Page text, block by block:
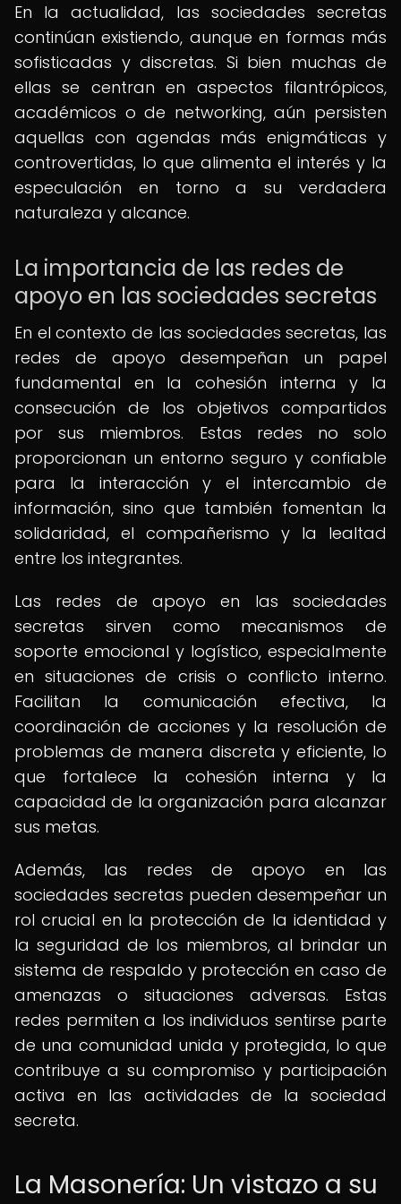
En la actualidad, las sociedades secretas
continúan existiendo, aunque en formas más
sofisticadas y discretas. Si bien muchas de
ellas se centran en aspectos filantrópicos,
académicos o de networking, aún persisten
aquellas con agendas más enigmáticas y
controvertidas, lo que alimenta el interés y la
especulación en torno a su verdadera
naturaleza y alcance.
La importancia de las redes de
apoyo en las sociedades secretas
En el contexto de las sociedades secretas, las
redes de apoyo desempeñan un papel
fundamental en la cohesión interna y la
consecución de los objetivos compartidos
por sus miembros. Estas redes no solo
proporcionan un entorno seguro y confiable
para la interacción y el intercambio de
información, sino que también fomentan la
solidaridad, el compañerismo y la lealtad
entre los integrantes.
Las redes de apoyo en las sociedades
secretas sirven como mecanismos de
soporte emocional y logístico, especialmente
en situaciones de crisis o conflicto interno.
Facilitan la comunicación efectiva, la
coordinación de acciones y la resolución de
problemas de manera discreta y eficiente, lo
que fortalece la cohesión interna y la
capacidad de la organización para alcanzar
sus metas.
Además, las redes de apoyo en las
sociedades secretas pueden desempeñar un
rol crucial en la protección de la identidad y
la seguridad de los miembros, al brindar un
sistema de respaldo y protección en caso de
amenazas o situaciones adversas. Estas
redes permiten a los individuos sentirse parte
de una comunidad unida y protegida, lo que
contribuye a su compromiso y participación
activa en las actividades de la sociedad
secreta.
La Masonería: Un vistazo a su